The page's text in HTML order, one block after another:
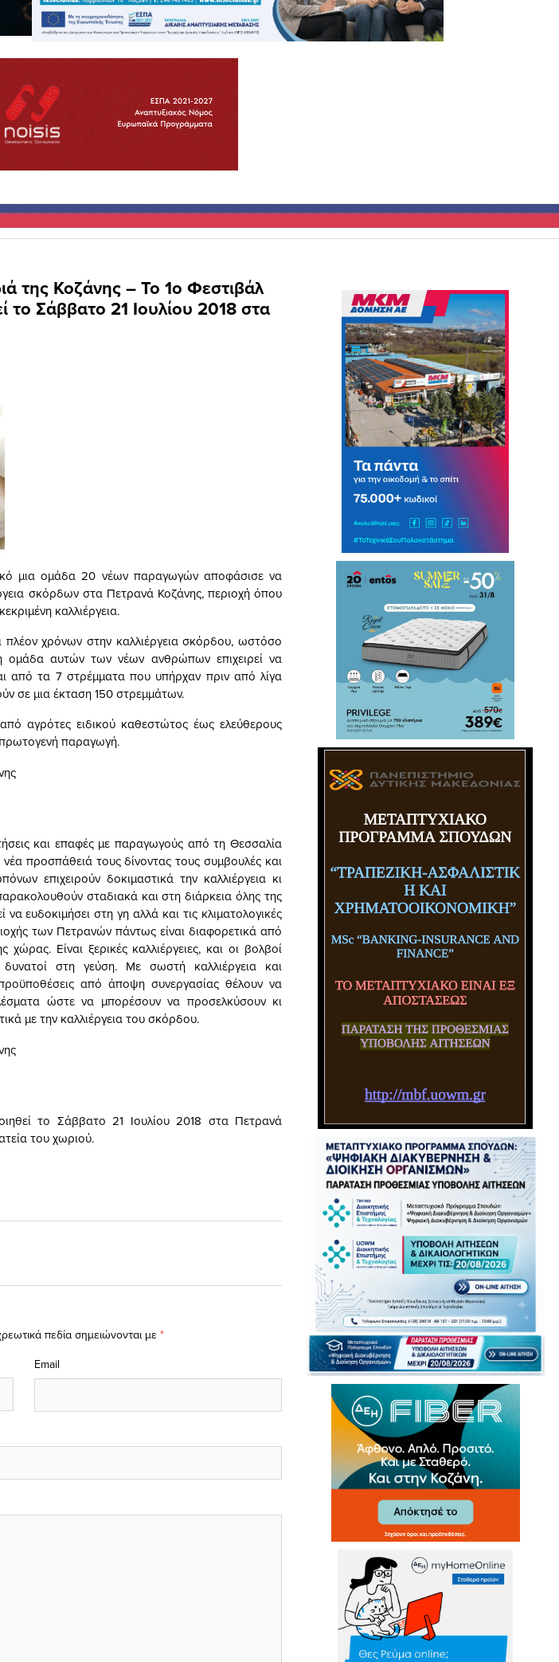
της Κοζάνης – Το 1ο Φεστιβάλ
Σάββατο 21 Ιουλίου 2018 στα
μια ομάδα 20 νέων παραγωγών αποφάσισε να
σκόρδων στα Πετρανά Κοζάνης, περιοχή όπου
καλλιέργεια.
χρόνων στην καλλιέργεια σκόρδου, ωστόσο
ομάδα αυτών των νέων ανθρώπων επιχειρεί να
από τα 7 στρέμματα που υπήρχαν πριν από λίγα
σε μια έκταση 150 στρεμμάτων.
αγρότες ειδικού καθεστώτος έως ελεύθερους
παραγωγή.
και επαφές με παραγωγούς από τη Θεσσαλία
προσπάθειά τους δίνοντας τους συμβουλές και
επιχειρούν δοκιμαστικά την καλλιέργεια κι
σταδιακά και στη διάρκεια όλης της
ευδοκιμήσει στη γη αλλά και τις κλιματολογικές
των Πετρανών πάντως είναι διαφορετικά από
Είναι ξερικές καλλιέργειες, και οι βολβοί
στη γεύση. Με σωστή καλλιέργεια και
από άποψη συνεργασίας θέλουν να
ώστε να μπορέσουν να προσελκύσουν κι
με την καλλιέργεια του σκόρδου.
το Σάββατο 21 Ιουλίου 2018 στα Πετρανά
του χωριού.
πεδία σημειώνονται με *
Email